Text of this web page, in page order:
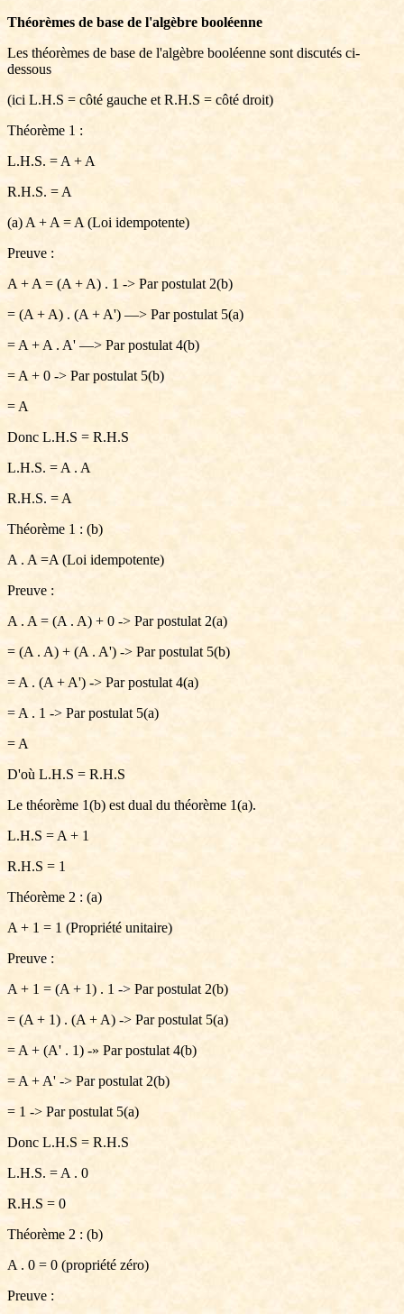
Théorèmes de base de l'algèbre booléenne
Les théorèmes de base de l'algèbre booléenne sont discutés ci-
dessous
(ici L.H.S = côté gauche et R.H.S = côté droit)
Théorème 1 :
L.H.S. = A + A
R.H.S. = A
(a) A + A = A (Loi idempotente)
Preuve :
A + A = (A + A) . 1 -> Par postulat 2(b)
= (A + A) . (A + A') —> Par postulat 5(a)
= A + A . A' —> Par postulat 4(b)
= A + 0 -> Par postulat 5(b)
= A
Donc L.H.S = R.H.S
L.H.S. = A . A
R.H.S. = A
Théorème 1 : (b)
A . A =A (Loi idempotente)
Preuve :
A . A = (A . A) + 0 -> Par postulat 2(a)
= (A . A) + (A . A') -> Par postulat 5(b)
= A . (A + A') -> Par postulat 4(a)
= A . 1 -> Par postulat 5(a)
= A
D'où L.H.S = R.H.S
Le théorème 1(b) est dual du théorème 1(a).
L.H.S = A + 1
R.H.S = 1
Théorème 2 : (a)
A + 1 = 1 (Propriété unitaire)
Preuve :
A + 1 = (A + 1) . 1 -> Par postulat 2(b)
= (A + 1) . (A + A) -> Par postulat 5(a)
= A + (A' . 1) -» Par postulat 4(b)
= A + A' -> Par postulat 2(b)
= 1 -> Par postulat 5(a)
Donc L.H.S = R.H.S
L.H.S. = A . 0
R.H.S = 0
Théorème 2 : (b)
A . 0 = 0 (propriété zéro)
Preuve :